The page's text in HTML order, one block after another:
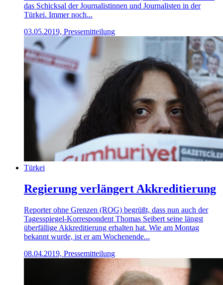
das Schicksal der Journalistinnen und Journalisten in der
Türkei. Immer noch...
03.05.2019, Pressemitteilung
Türkei
Regierung verlängert Akkreditierung
Reporter ohne Grenzen (ROG) begrüßt, dass nun auch der
Tagesspiegel-Korrespondent Thomas Seibert seine längst
überfällige Akkreditierung erhalten hat. Wie am Montag
bekannt wurde, ist er am Wochenende...
08.04.2019, Pressemitteilung